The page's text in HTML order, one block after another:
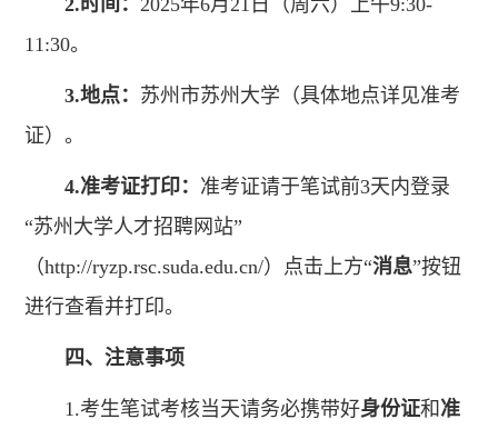
11:30。
3.地点： 苏州市苏州大学（具体地点详见准考
证）。
4.准考证打印： 准考证请于笔试前3天内登录
“苏州大学人才招聘网站”
（http://ryzp.rsc.suda.edu.cn/）点击上方“消息”按钮
进行查看并打印。
四、注意事项
1.考生笔试考核当天请务必携带好身份证和 准